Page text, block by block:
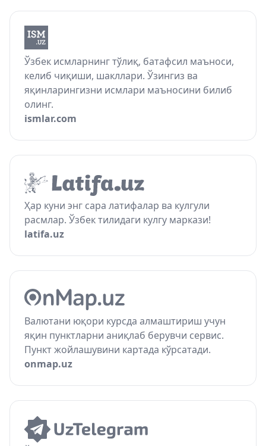
Ўзбек исмларнинг тўлиқ, батафсил маъноси,
келиб чиқиши, шакллари. Ўзингиз ва
яқинларингизни исмлари маъносини билиб
олинг.
ismlar.com
Ҳар куни энг сара латифалар ва кулгули
расмлар. Ўзбек тилидаги кулгу маркази!
latifa.uz
Валютани юқори курсда алмаштириш учун
яқин пунктларни аниқлаб берувчи сервис.
Пункт жойлашувини картада кўрсатади.
onmap.uz